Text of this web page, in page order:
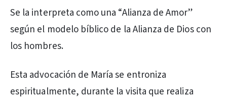
Se la interpreta como una “Alianza de Amor”
según el modelo bíblico de la Alianza de Dios con
los hombres.
Esta advocación de María se entroniza
espiritualmente, durante la visita que realiza